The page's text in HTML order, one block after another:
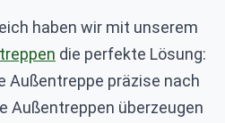
haben wir mit unserem
die perfekte Lösung:
Außentreppe präzise nach
Außentreppen überzeugen